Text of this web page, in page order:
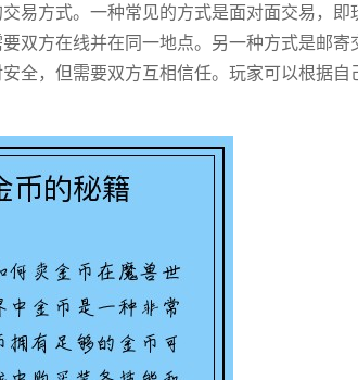
易方式。一种常见的方式是面对面交易，即
双方在线并在同一地点。另一种方式是邮寄
全，但需要双方互相信任。玩家可以根据自